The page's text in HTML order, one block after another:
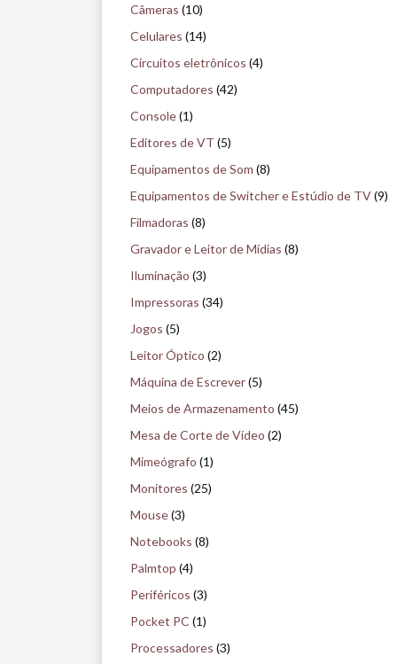
Câmeras (10)
Celulares (14)
Circuitos eletrônicos (4)
Computadores (42)
Console(1)
Editores de VT (5)
Equipamentos de Som (8)
Equipamentos de Switcher e Estúdio de TV(9)
Filmadoras (8)
Gravador e Leitor de Mídias (8)
Iluminação (3)
Impressoras (34)
Jogos (5)
Leitor Óptico (2)
Máquina de Escrever(5)
Meios de Armazenamento (45)
Mesa de Corte de Vídeo (2)
Mimeógrafo (1)
Monitores (25)
Mouse(3)
Notebooks (8)
Palmtop (4)
Periféricos (3)
Pocket PC (1)
Processadores (3)